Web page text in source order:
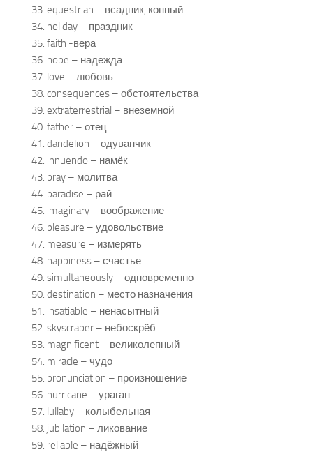
33. equestrian – всадник, конный
34. holiday – праздник
35. faith -вера
36. hope – надежда
37. love – любовь
38. consequences – обстоятельства
39. extraterrestrial – внеземной
40. father – отец
41. dandelion – одуванчик
42. innuendo – намёк
43. pray – молитва
44. paradise – рай
45. imaginary – воображение
46. pleasure – удовольствие
47. measure – измерять
48. happiness – счастье
49. simultaneously – одновременно
50. destination – место назначения
51. insatiable – ненасытный
52. skyscraper – небоскрёб
53. magnificent – великолепный
54. miracle – чудо
55. pronunciation – произношение
56. hurricane – ураган
57. lullaby – колыбельная
58. jubilation – ликование
59. reliable – надёжный